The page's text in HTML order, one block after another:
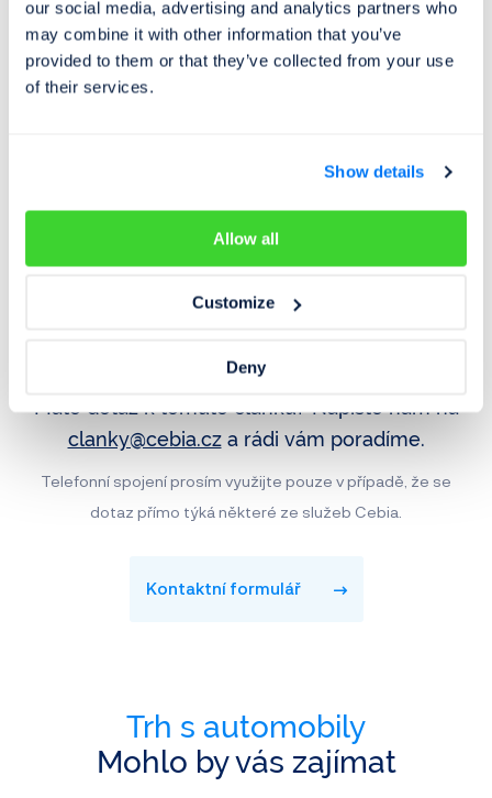
our social media, advertising and analytics partners who
may combine it with other information that you’ve
provided to them or that they’ve collected from your use
of their services.
Show details
Allow all
Customize
Deny
vašeho vozidla
Najeté kilometry
Máte dotaz k tomuto článku? Napište nám na
clanky@cebia.cza rádi vám poradíme.
Telefonní spojení prosím využijte pouze v případě, že se
dotaz přímo týká některé ze služeb Cebia.
Kontaktní formulář
Trh s automobily
Mohlo by vás zajímat